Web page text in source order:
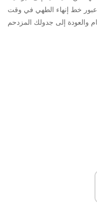
خط إنهاء الطهي في وقت